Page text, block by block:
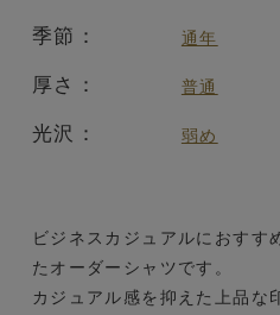
季節： 通年
厚さ： 普通
光沢： 弱め
ビジネスカジュアルにおすす
たオーダーシャツです。
カジュアル感を抑えた上品な